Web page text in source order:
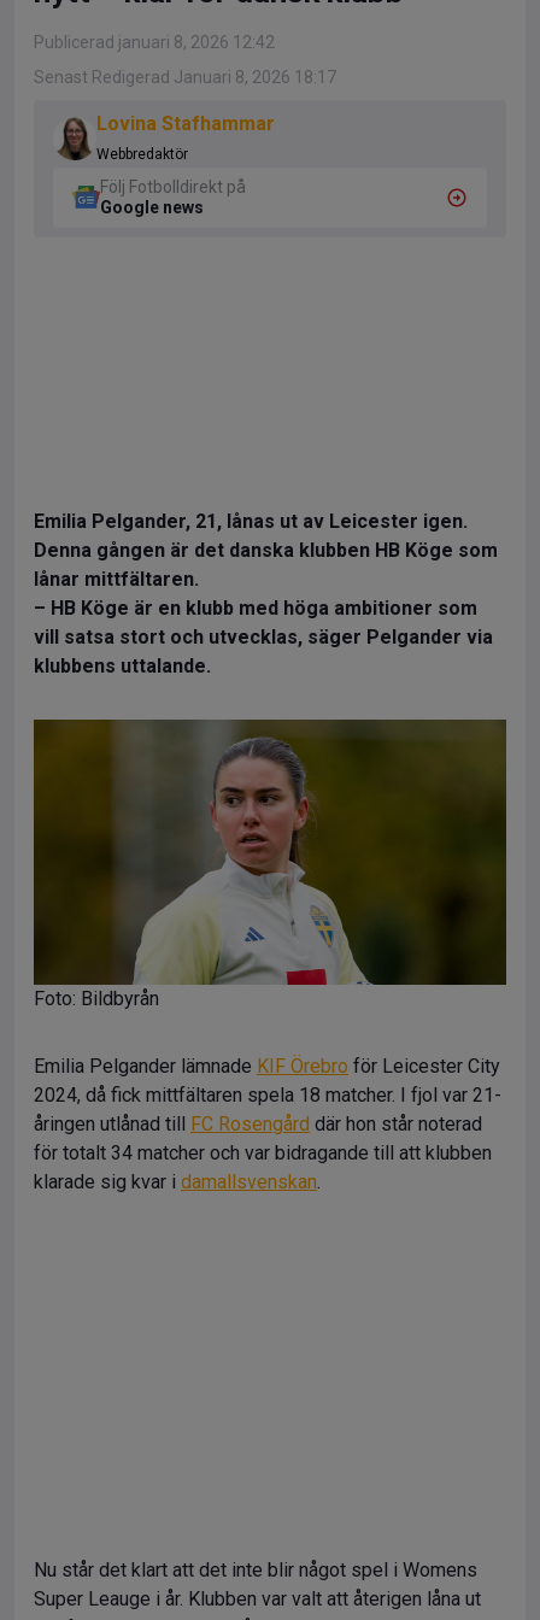
Publicerad januari 8, 2026 12:42
Senast Redigerad Januari 8, 2026 18:17
Lovina Stafhammar
Webbredaktör
Följ Fotbolldirekt på
Google news
Emilia Pelgander, 21, lånas ut av Leicester igen.
Denna gången är det danska klubben HB Köge som
lånar mittfältaren.
– HB Köge är en klubb med höga ambitioner som
vill satsa stort och utvecklas, säger Pelgander via
klubbens uttalande.
Foto: Bildbyrån
Emilia Pelgander lämnade KIF Örebro för Leicester City
2024, då fick mittfältaren spela 18 matcher. I fjol var 21-
åringen utlånad till FC Rosengård där hon står noterad
för totalt 34 matcher och var bidragande till att klubben
klarade sig kvar i damallsvenskan.
Nu står det klart att det inte blir något spel i Womens
Super Leauge i år. Klubben var valt att återigen låna ut